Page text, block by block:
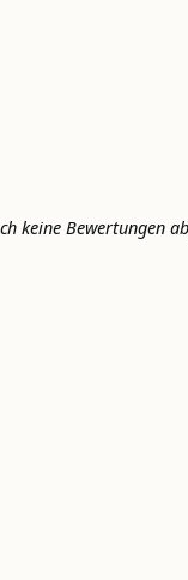
keine Bewertungen